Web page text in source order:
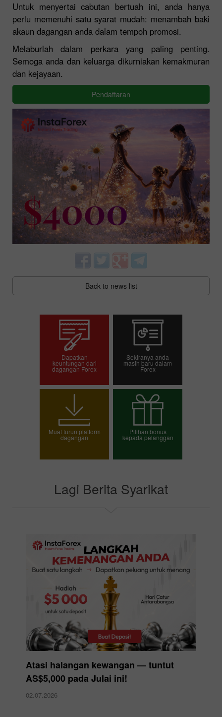
Untuk menyertai cabutan bertuah ini, anda hanya
perlu memenuhi satu syarat mudah: menambah baki
akaun dagangan anda dalam tempoh promosi.
Melaburlah dalam perkara yang paling penting.
Semoga anda dan keluarga dikurniakan kemakmuran
dan kejayaan.
Pendaftaran
Back to news list
Dapatkan
keuntungan dari
dagangan Forex
dagangan
Sekiranya anda
masih baru dalam
Forex
Pembukaan akaun
demo
Muat turun platform
dagangan
Pilihan bonus
kepada pelanggan
Lagi Berita Syarikat
Atasi halangan kewangan — tuntut
AS$5,000 pada Julai ini!
02.07.2026